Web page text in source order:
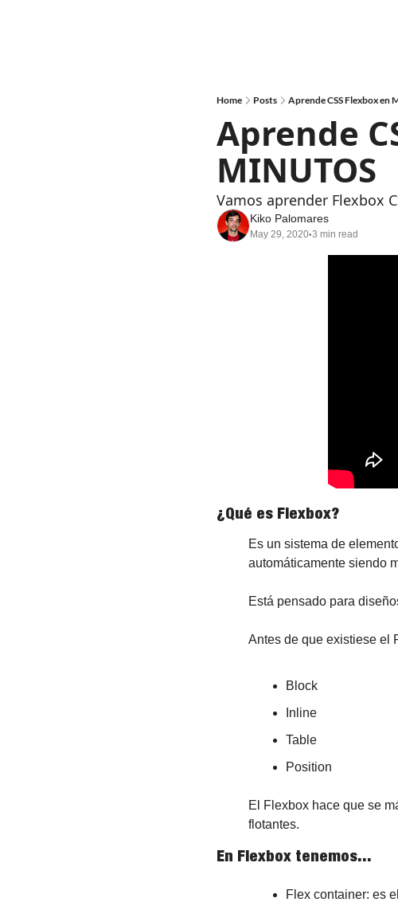
Home Posts Aprende CSS Flexbox en
Aprende
MINUTOS
Vamos aprender Flexbox
Kiko Palomares
May 29, 2020•3 min read
¿Qué es Flexbox?
Es un sistema de
automáticamente siendo
Está pensado para
Antes de que existiese el
Block
Inline
Table
Position
El Flexbox hace que se
flotantes.
En Flexbox tenemos...
Flex container: es